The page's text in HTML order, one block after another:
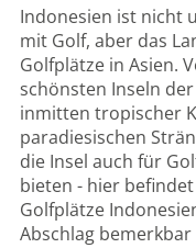
Indonesien ist nicht
mit Golf, aber das
Golfplätze in Asien.
schönsten Inseln
inmitten tropischer
paradiesischen
die Insel auch für
bieten - hier
Golfplätze
Abschlag